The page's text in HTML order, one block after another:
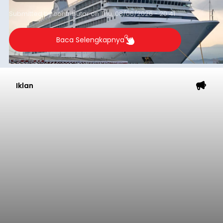
yang tercatat sebesar 1,32 juta GT.
Submitted bycontributoronThu, 08/06/2026 - 20:41
Baca Selengkapnya
Iklan